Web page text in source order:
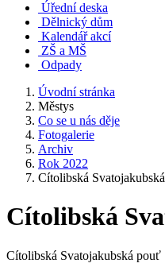
Úřední deska
Dělnický dům
Kalendář akcí
ZŠ a MŠ
Odpady
Úvodní stránka
Městys
Co se u nás děje
Fotogalerie
Archiv
Rok 2022
Cítolibská
Cítolibská
Cítolibská Svatojakubská pouť